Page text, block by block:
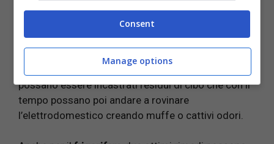
della lavastoviglie il metodo è
invece quello di utilizzareacetoebicarbonato.
Anche in questo caso il segreto è strofinare bene
sino in profondità, per evitare che nella guarnizione
possano essere incastrati residui di cibo che con il
tempo possano poi andare a rovinare
l’elettrodomestico creando muffe o cattivi odori.
Consent
Manage options